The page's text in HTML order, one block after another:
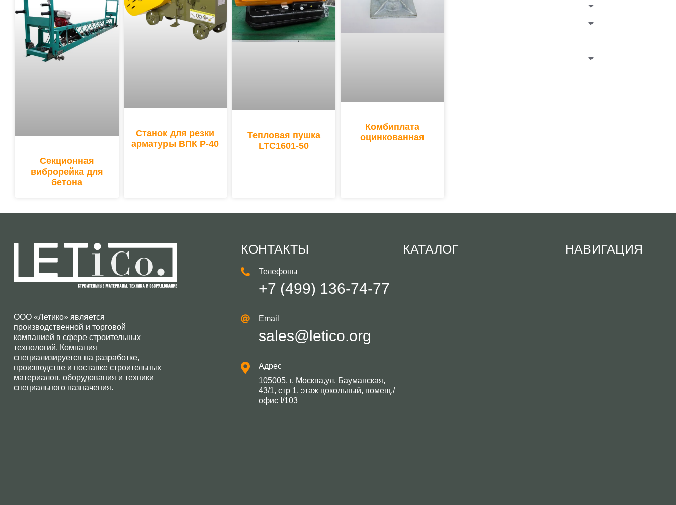
Секционная
виброрейка для
бетона
Станок для резки
арматуры ВПК Р-40
Тепловая пушка
LTC1601-50
Комбиплата
оцинкованная
ООО «Летико» является
производственной и торговой
компанией в сфере строительных
технологий. Компания
специализируется на разработке,
производстве и поставке строительных
материалов, оборудования и техники
специального назначения.
КОНТАКТЫ
Телефоны
+7 (499) 136-74-77
Email
sales@letico.org
Адрес
105005, г. Москва,ул. Бауманская,
43/1, стр 1, этаж цокольный, помещ./
офис I/103
КАТАЛОГ НАВИГАЦИЯ